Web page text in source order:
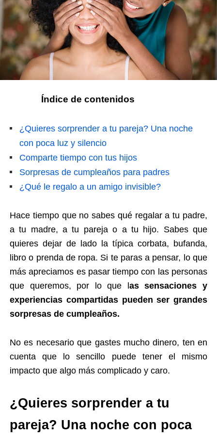
Índice de contenidos
¿Quieres sorprender a tu pareja? Una noche
con poca luz y silencio
Comparte tiempo con tus hijos
Sorpresas de cumpleaños para padres
¿Qué le regalo a un amigo invisible?
Hace tiempo que no sabes qué regalar a tu padre,
a tu madre, a tu pareja o a tu hijo. Sabes que
quieres dejar de lado la típica corbata, bufanda,
libro o prenda de ropa. Si te paras a pensar, lo que
más apreciamos es pasar tiempo con las personas
que queremos, por lo que l as sensaciones y
experiencias compartidas pueden ser grandes
sorpresas de cumpleaños.
No es necesario que gastes mucho dinero, ten en
cuenta que lo sencillo puede tener el mismo
impacto que algo más complicado y caro.
¿Quieres sorprender a tu
pareja? Una noche con poca